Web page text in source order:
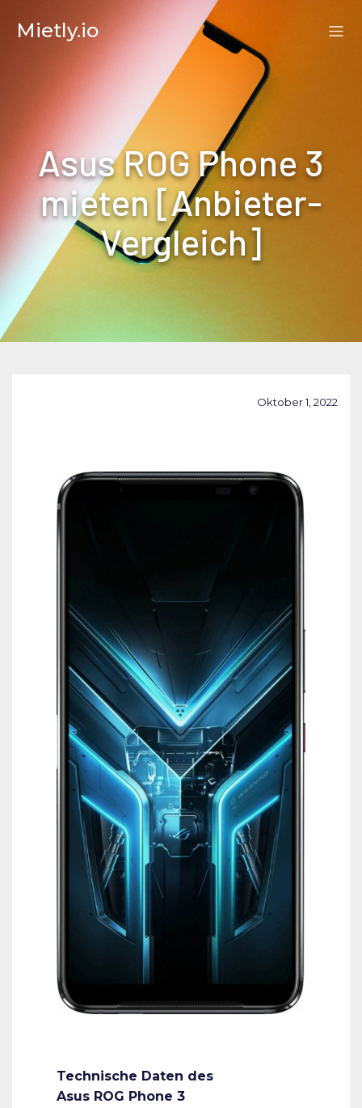
Mietly.io
Asus ROG Phone 3
mieten [Anbieter-
Vergleich]
Oktober 1, 2022
Technische Daten des
Asus ROG Phone 3